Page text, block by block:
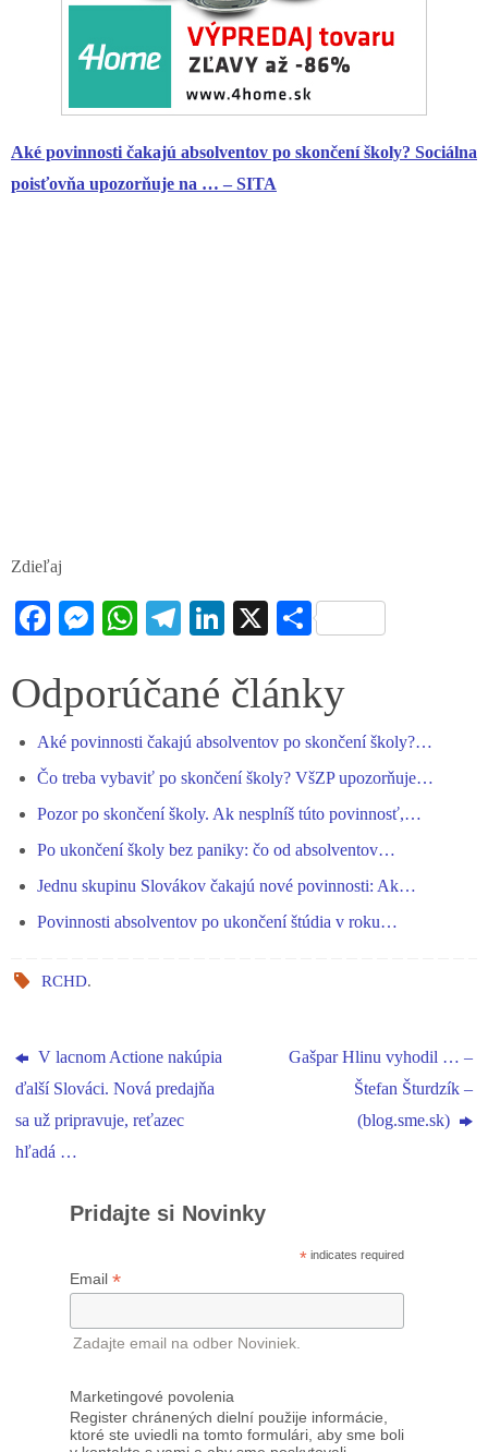
Aké povinnosti čakajú absolventov po skončení školy? Sociálna
poisťovňa upozorňuje na … – SITA
Zdieľaj
Fa
bo
ok
M
se
er
W
ts
pp
Te
gr
m
Li
ed
X S
re
Odporúčané články
Aké povinnosti čakajú absolventov po skončení školy?…
Čo treba vybaviť po skončení školy? VšZP upozorňuje…
Pozor po skončení školy. Ak nesplníš túto povinnosť,…
Po ukončení školy bez paniky: čo od absolventov…
Jednu skupinu Slovákov čakajú nové povinnosti: Ak…
Povinnosti absolventov po ukončení štúdia v roku…
RCHD.
V lacnom Actione nakúpia
ďalší Slováci. Nová predajňa
sa už pripravuje, reťazec
hľadá …
Gašpar Hlinu vyhodil … –
Štefan Šturdzík –
(blog.sme.sk)
Pridajte si Novinky
* indicates required
Email *
Zadajte email na odber Noviniek.
Marketingové povolenia
Register chránených dielní použije informácie,
ktoré ste uviedli na tomto formulári, aby sme boli